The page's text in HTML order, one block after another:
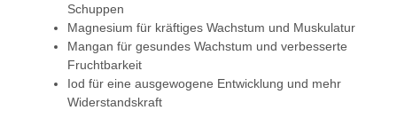
Schuppen
Magnesium für kräftiges Wachstum und Muskulatur
Mangan für gesundes Wachstum und verbesserte
Fruchtbarkeit
Iod für eine ausgewogene Entwicklung und mehr
Widerstandskraft